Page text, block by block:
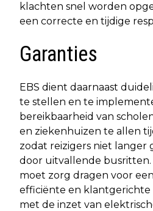
klachten snel worden
een correcte en tijdige
Garanties
EBS dient daarnaast
te stellen en te
bereikbaarheid van
en ziekenhuizen te allen
zodat reizigers niet
door uitvallende
moet zorg dragen voor
efficiënte en klantgerichte
met de inzet van